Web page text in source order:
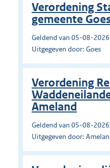
Verordening
gemeente
Geldend van 05-08-
Uitgegeven door: Goes
Verordening
Ameland
Geldend van 05-08-
Uitgegeven door: